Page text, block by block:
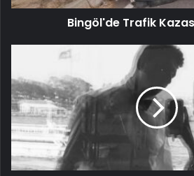
Bingöl'de Trafik